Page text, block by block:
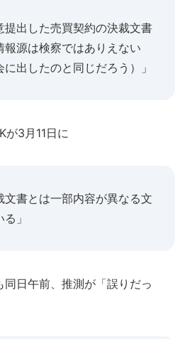
提出した売買契約の決裁文書
報源は検察ではありえない
に出したのと同じだろう）」
が3月11日に
文書とは一部内容が異なる文
」
日午前、推測が「誤りだっ